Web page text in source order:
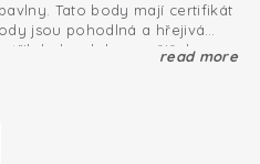
Tato body mají certifikát
jsou pohodlná a hřejivá
střih kolem krku a ručiček.
naší základní kolekce.
látek
a měkká
read more